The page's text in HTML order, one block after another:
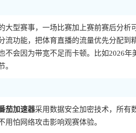
型赛事，一场比赛加上赛前赛后分析
流功能，把体育直播的流量优先分配到
会因为带宽不足而卡顿。比如2026年
。
茄加速器采用数据安全加密技术，所有
怕网络攻击影响观赛体验。